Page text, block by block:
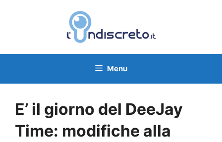
Menu
E’ il giorno del DeeJay
Time: modifiche alla